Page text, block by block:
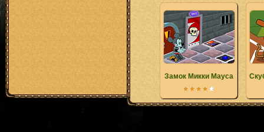
Замок Микки Мауса